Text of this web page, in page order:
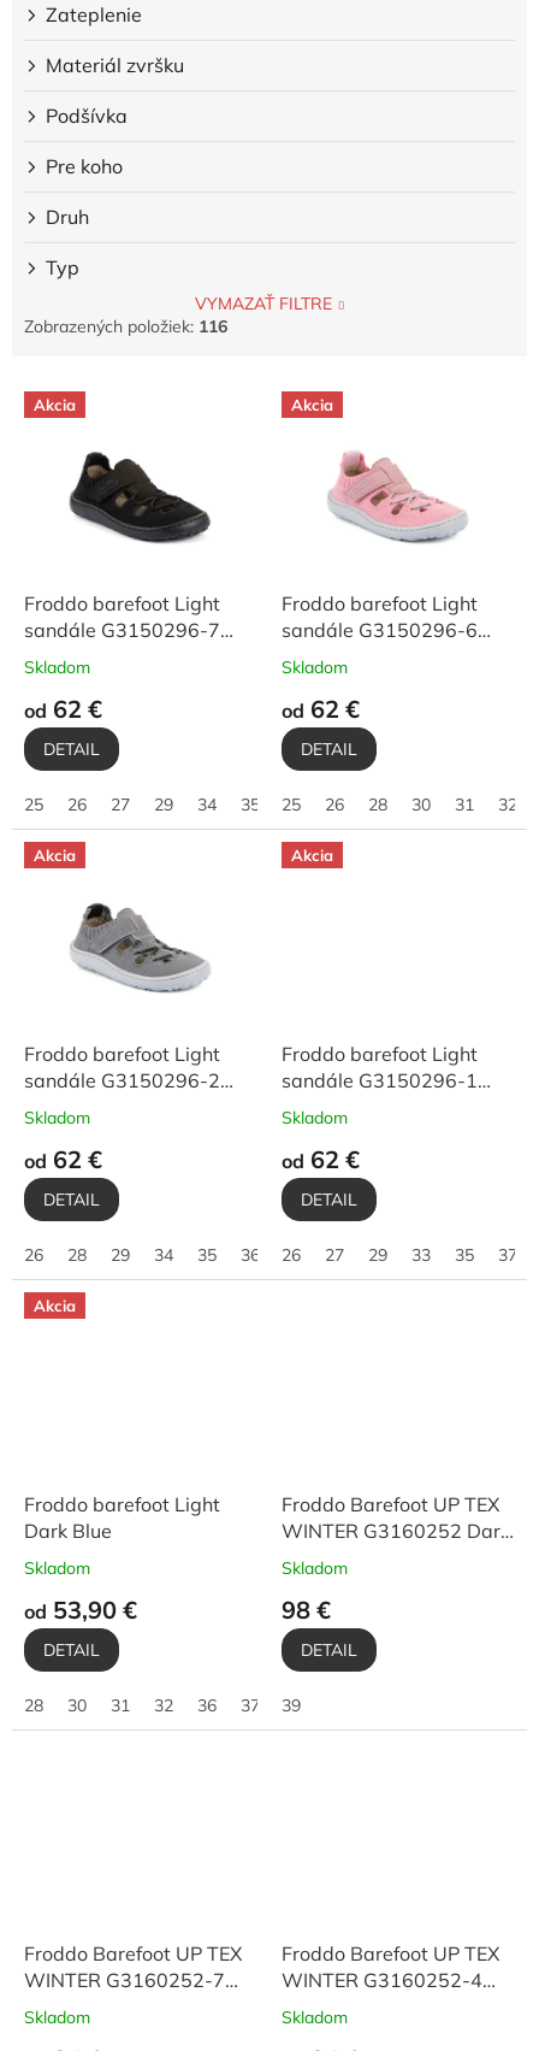
Zateplenie
Materiál zvršku
Podšívka
Pre koho
Druh
Typ
VYMAZAŤ FILTRE
Zobrazených položiek: 116
V Akcia
Froddo barefoot Light
sandále G3150296-7
Black
Skladom
od 62 €
DETAIL
25 26 27 29 34 35 36 37 38 39 40
Akcia
Froddo barefoot Light
sandále G3150296-6
Pink
Skladom
od 62 €
DETAIL
25 26 28 30 31 32
Akcia
Froddo barefoot Light
sandále G3150296-2
Grey
Skladom
od 62 €
DETAIL
26 28 29 34 35 36
Akcia
Froddo barefoot Light
sandále G3150296-1
Denim
Skladom
od 62 €
DETAIL
26 27 29 33 35 37
Akcia
Froddo barefoot Light
Dark Blue
Skladom
od 53,90 €
DETAIL
28 30 31 32 36 37
Froddo Barefoot UP TEX
WINTER G3160252 Dark
Blue
Skladom
98 €
DETAIL
39
Froddo Barefoot UP TEX
WINTER G3160252-7
Bordeaux
Skladom
Froddo Barefoot UP TEX
WINTER G3160252-4
Petroleum
Skladom